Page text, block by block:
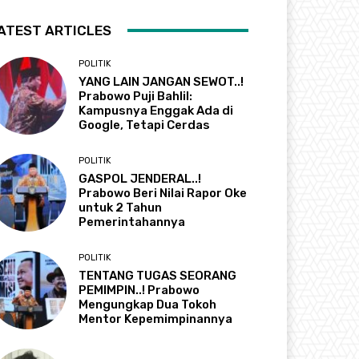
ARTICLES
POLITIK
YANG LAIN JANGAN SEWOT..!
Prabowo Puji Bahlil:
Kampusnya Enggak Ada di
Google, Tetapi Cerdas
POLITIK
GASPOL JENDERAL..!
Prabowo Beri Nilai Rapor Oke
untuk 2 Tahun
Pemerintahannya
POLITIK
TENTANG TUGAS SEORANG
PEMIMPIN..! Prabowo
Mengungkap Dua Tokoh
Mentor Kepemimpinannya